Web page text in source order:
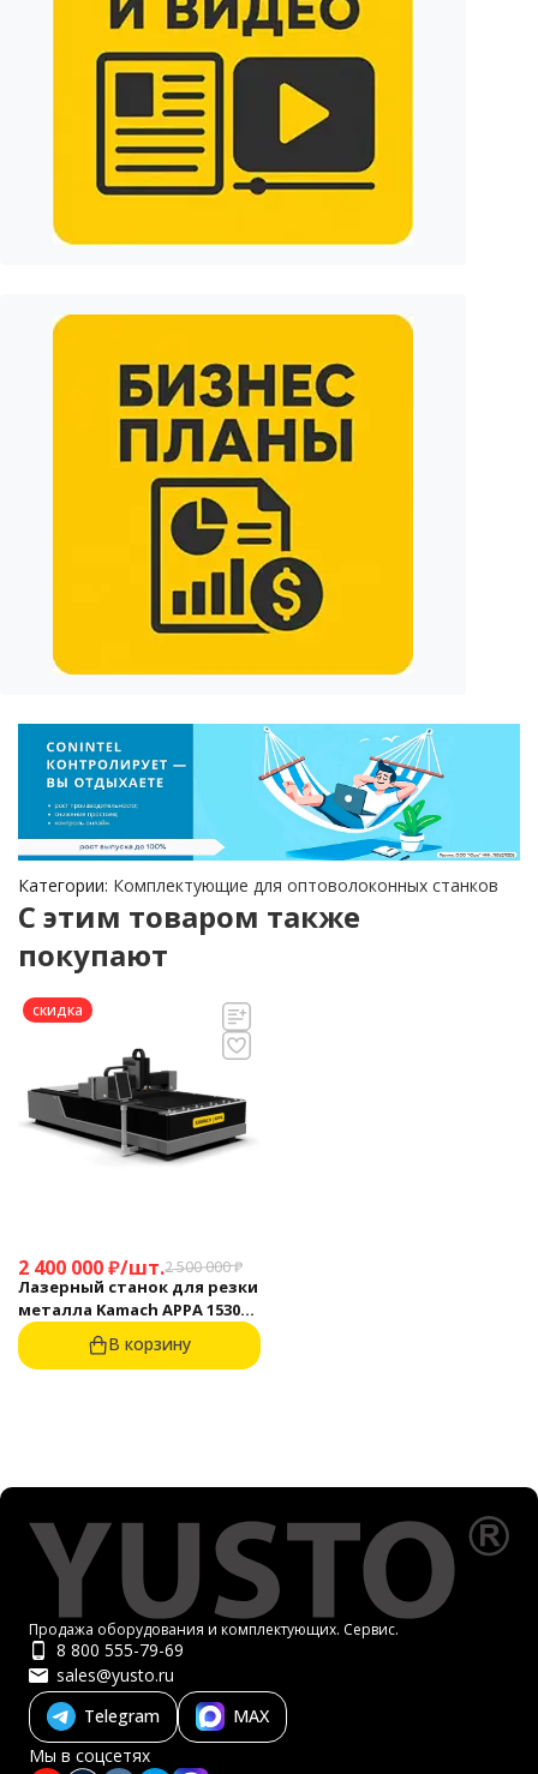
Категории: Комплектующие для оптоволоконных станков
C этим товаром также
покупают
скидка
2 400 000₽/шт.2 500 000₽
Лазерный станок для резки
металла Kamach APPA 1530
(3000 Вт)
В корзину
Продажа оборудования и комплектующих. Сервис.
8 800 555-79-69
sales@yusto.ru
Telegram
MAX
Мы в соцсетях